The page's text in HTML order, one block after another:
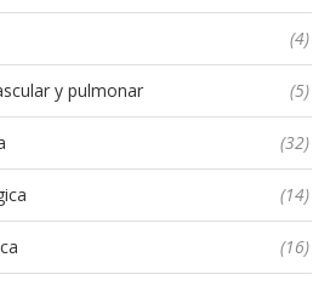
(4)
y pulmonar (5)
(32)
(14)
(16)